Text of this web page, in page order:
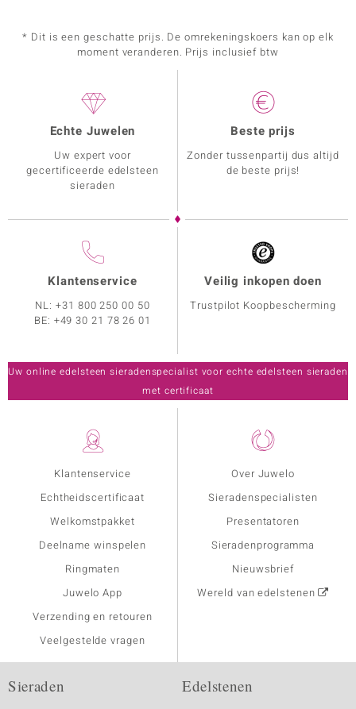
* Dit is een geschatte prijs. De omrekeningskoers kan op elk
moment veranderen. Prijs inclusief btw
Klantenservice
Echtheidscertificaat
Welkomstpakket
Deelname winspelen
Ringmaten
Juwelo App
Verzending en retouren
Veelgestelde vragen
Over Juwelo
Sieradenspecialisten
Presentatoren
Sieradenprogramma
Nieuwsbrief
Wereld van edelstenen
Echte Juwelen
Uw expert voor
gecertificeerde edelsteen
sieraden
Beste prijs
Zonder tussenpartij dus altijd
de beste prijs!
Klantenservice
NL:+31 800 250 00 50
BE: +49 30 21 78 26 01
Veilig inkopen doen
Trustpilot Koopbescherming
Uw online edelsteen sieradenspecialist voor echte edelsteen sieraden
met certificaat
Sieraden Edelstenen